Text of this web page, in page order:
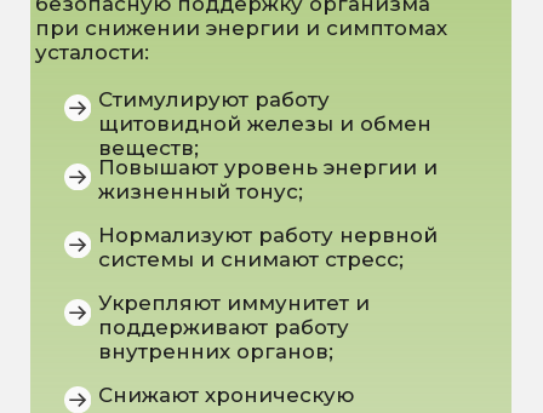
Узнать подробнее
Индивидуальный протокол
питания
лабораторные показатели,
особенности гормонального фона,
образ жизни и нагрузки, чтобы
Протокол питания помогает:
Поддерживать работу щитовидной
железы;
Нормализовать гормональный
баланс;